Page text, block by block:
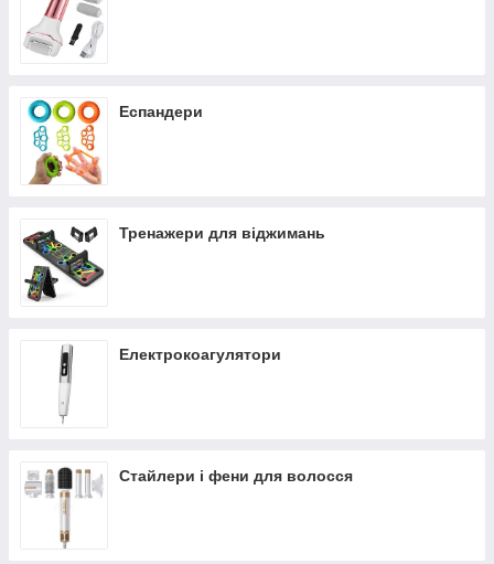
Еспандери
Тренажери для віджимань
Електрокоагулятори
Стайлери і фени для волосся